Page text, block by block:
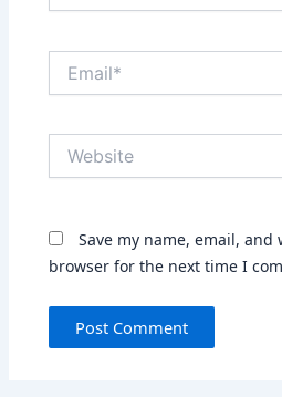
Save my name, email, and
browser for the next time I